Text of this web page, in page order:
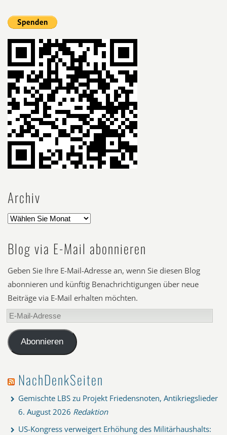
Archiv
Blog via E-Mail abonnieren
Geben Sie Ihre E-Mail-Adresse an, wenn Sie diesen Blog
abonnieren und künftig Benachrichtigungen über neue
Beiträge via E-Mail erhalten möchten.
E-
Mail-
AdresseAbonnieren
NachDenkSeiten
Gemischte LBS zu Projekt Friedensnoten, Antikriegslieder
6. August 2026 Redaktion
US-Kongress verweigert Erhöhung des Militärhaushalts: